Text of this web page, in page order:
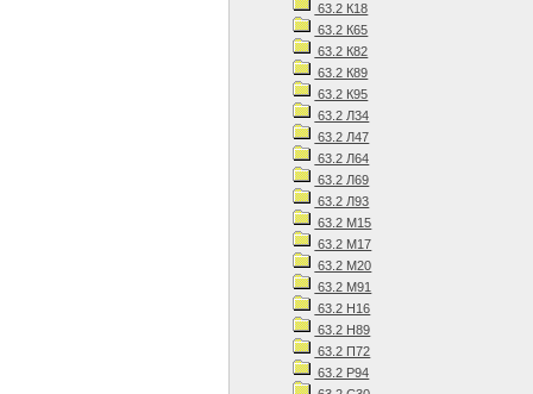
63.2 К18
63.2 К65
63.2 К82
63.2 К89
63.2 К95
63.2 Л34
63.2 Л47
63.2 Л64
63.2 Л69
63.2 Л93
63.2 М15
63.2 М17
63.2 М20
63.2 М91
63.2 Н16
63.2 Н89
63.2 П72
63.2 Р94